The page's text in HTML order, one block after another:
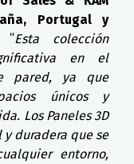
Portugal y
”Esta colección
en el
pared, ya que
únicos y
Los Paneles 3D
duradera que se
entorno,